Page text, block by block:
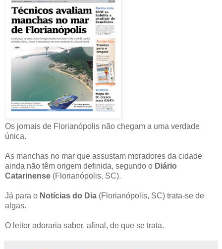
Os jornais de Florianópolis não chegam a uma verdade
única.
As manchas no mar que assustam moradores da cidade
ainda não têm origem definida, segundo o Diário
Catarinense (Florianópolis, SC).
Já para o Notícias do Dia (Florianópolis, SC) trata-se de
algas.
O leitor adoraria saber, afinal, de que se trata.